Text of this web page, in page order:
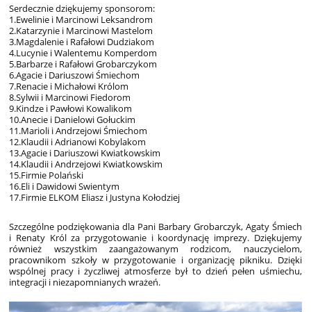
Serdecznie dziękujemy sponsorom:
1.Ewelinie i Marcinowi Leksandrom
2.Katarzynie i Marcinowi Mastelom
3.Magdalenie i Rafałowi Dudziakom
4.Lucynie i Walentemu Komperdom
5.Barbarze i Rafałowi Grobarczykom
6.Agacie i Dariuszowi Śmiechom
7.Renacie i Michałowi Królom
8.Sylwii i Marcinowi Fiedorom
9.Kindze i Pawłowi Kowalikom
10.Anecie i Danielowi Gołuckim
11.Marioli i Andrzejowi Śmiechom
12.Klaudii i Adrianowi Kobylakom
13.Agacie i Dariuszowi Kwiatkowskim
14.Klaudii i Andrzejowi Kwiatkowskim
15.Firmie Polański
16.Eli i Dawidowi Swientym
17.Firmie ELKOM Eliasz i Justyna Kołodziej
Szczególne podziękowania dla Pani Barbary Grobarczyk, Agaty Śmiech
i Renaty Król za przygotowanie i koordynację imprezy. Dziękujemy
również wszystkim zaangażowanym rodzicom, nauczycielom,
pracownikom szkoły w przygotowanie i organizację pikniku. Dzięki
wspólnej pracy i życzliwej atmosferze był to dzień pełen uśmiechu,
integracji i niezapomnianych wrażeń.